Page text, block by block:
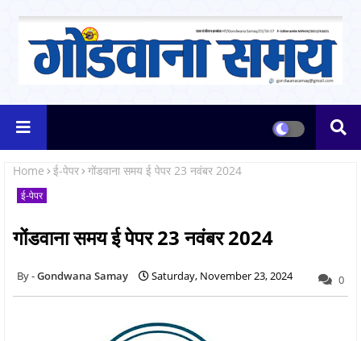
Home ई-पेपर गोंडवाना समय ई पेपर 23 नवंबर 2024
ई-पेपर
गोंडवाना समय ई पेपर 23 नवंबर 2024
Gondwana Samay Saturday, November 23, 2024 0